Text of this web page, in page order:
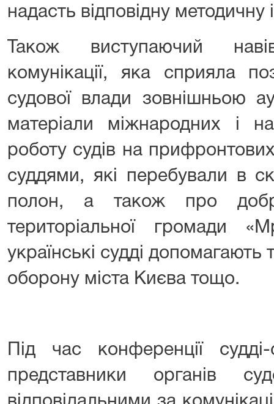
надасть відповідну
Також виступаючий
комунікації, яка сприяла
судової влади зовнішньою
матеріали міжнародних і
роботу судів на прифронтових
суддями, які перебували в
полон, а також про
територіальної громади
українські судді
оборону міста Києва тощо.
Під час конференції
представники органів